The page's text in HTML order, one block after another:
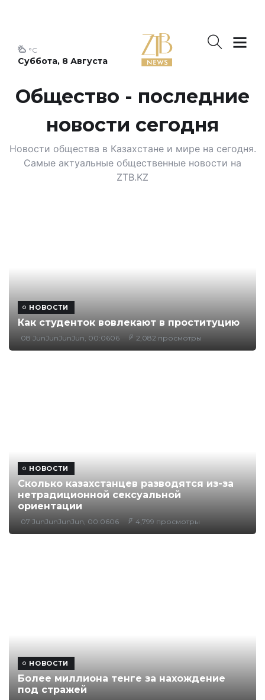
Суббота, 8 Августа
°C
Общество - последние
новости сегодня
Новости общества в Казахстане и мире на сегодня.
Самые актуальные общественные новости на
ZTB.KZ
НОВОСТИ
Как студенток вовлекают в проституцию
08 JunJunJunJun, 00:0606 2,082 просмотры
НОВОСТИ
Сколько казахстанцев разводятся из-за
нетрадиционной сексуальной
ориентации
07 JunJunJunJun, 00:0606 4,799 просмотры
НОВОСТИ
Более миллиона тенге за нахождение
под стражей